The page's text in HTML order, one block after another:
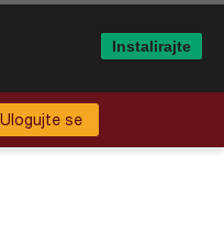
Ulogujte se
Instalirajte